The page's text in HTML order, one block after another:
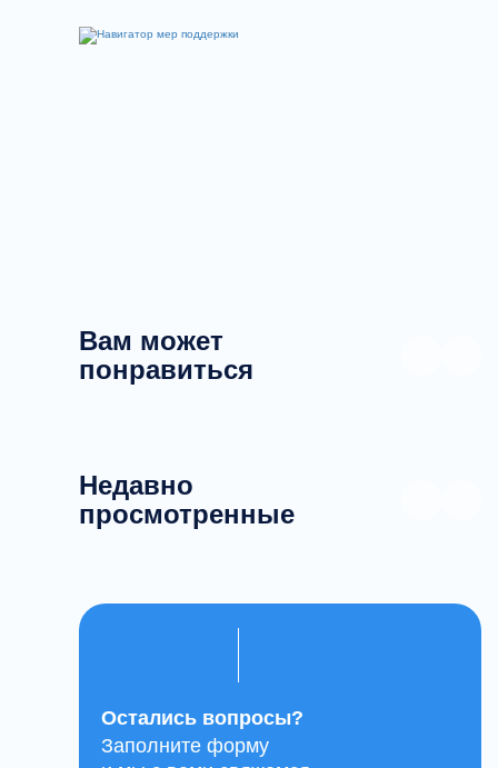
Вам может
понравиться
Недавно
просмотренные
Остались вопросы?
Заполните форму